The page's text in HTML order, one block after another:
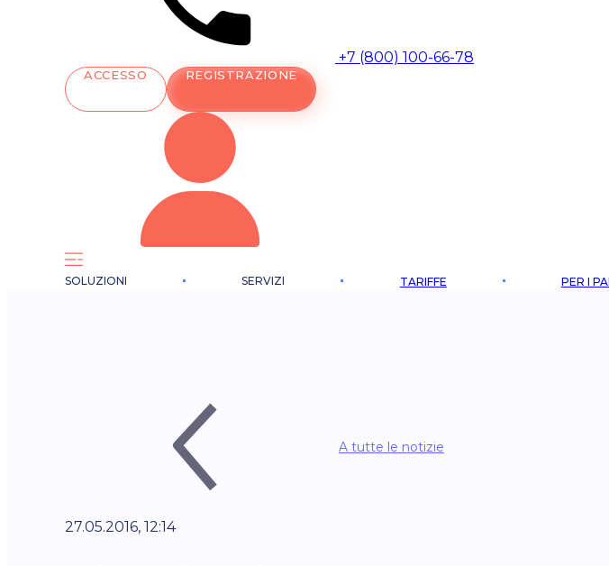
+7 (800) 100-66-78
ACCESSO REGISTRAZIONE
SOLUZIONI SERVIZI TARIFFE PER I
A tutte le notizie
27.05.2016, 12:14